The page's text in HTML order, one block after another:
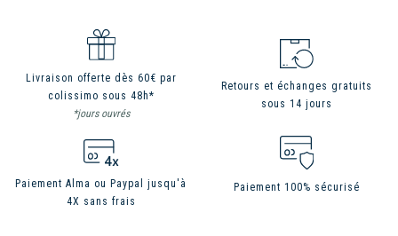
Livraison offerte dès 60€ par
colissimo sous 48h*
*jours ouvrés
Retours et échanges gratuits
sous 14 jours
Paiement Alma ou Paypal jusqu'à
4X sans frais
Paiement 100% sécurisé